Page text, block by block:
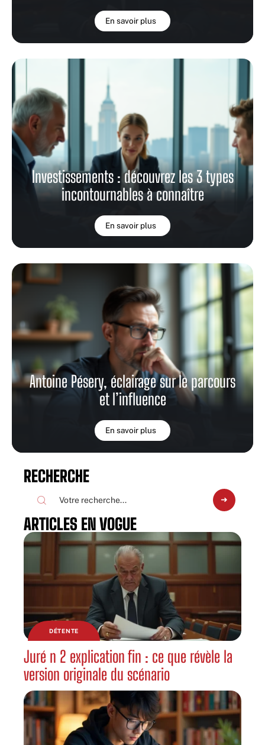
En savoir plus
Investissements : découvrez les 3 types
incontournables à connaître
En savoir plus
Antoine Pésery, éclairage sur le parcours
et l’influence
En savoir plus
RECHERCHE
ARTICLES EN VOGUE
DÉTENTE
Juré n 2 explication fin : ce que révèle la
version originale du scénario